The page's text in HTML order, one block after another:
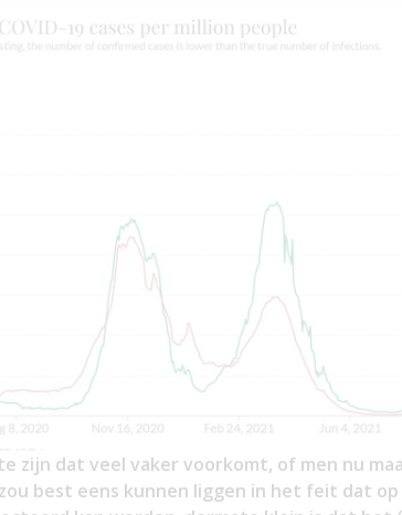
zijn dat veel vaker voorkomt, of men nu
best eens kunnen liggen in het feit dat